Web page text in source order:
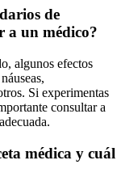
de
a un médico?
algunos efectos
Si experimentas
consultar a
médica y cuál